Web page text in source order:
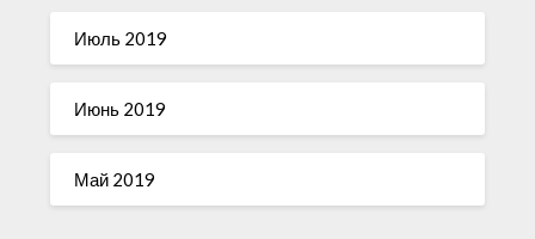
Июль 2019
Июнь 2019
Май 2019